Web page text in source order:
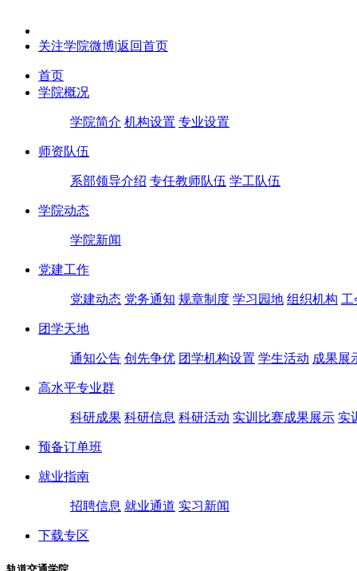
关注学院微博|返回首页
首页
学院概况
学院简介 机构设置 专业设置
师资队伍
系部领导介绍 专任教师队伍 学工队伍
学院动态
学院新闻
党建工作
党建动态 党务通知 规章制度 学习园地 组织机构 工
团学天地
通知公告 创先争优 团学机构设置 学生活动 成果展
高水平专业群
科研成果 科研信息 科研活动 实训比赛成果展示 实
预备订单班
就业指南
招聘信息 就业通道 实习新闻
下载专区